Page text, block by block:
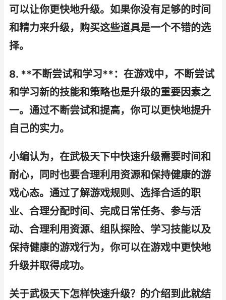
可以让你更快地升级。如果你没有足够的时间
和精力来升级，购买这些道具是一个不错的选
择。
8. **不断尝试和学习**：在游戏中，不断尝试
和学习新的技能和策略也是升级的重要因素之
一。通过不断尝试和提高，你可以更快地提升
自己的实力。
小编认为，在武极天下中快速升级需要时间和
耐心，同时也要合理利用资源和保持健康的游
戏心态。通过了解游戏规则、选择合适的职
业、合理分配时间、完成日常任务、参与活
动、合理利用资源、组队探险、学习技能以及
保持健康的游戏行为，你可以在游戏中更快地
升级并取得成功。
关于武极天下怎样快速升级？的介绍到此就结